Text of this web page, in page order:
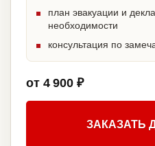
план эвакуации и
необходимости
консультация по
от 4 900 ₽
ЗАКАЗАТЬ